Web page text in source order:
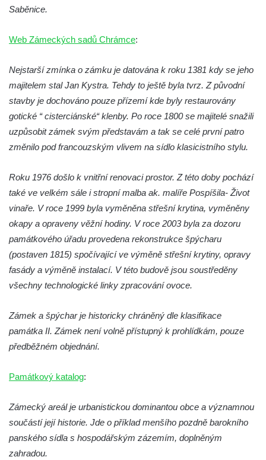
Podještědí
Zámek Sokolov (Falkenau)
Zámek Náchod
Zámek Přerov nad Labem
Saběnice.
Web Zámeckých sadů Chrámce:
Nejstarší zmínka o zámku je datována k roku 1381 kdy se jeho
majitelem stal Jan Kystra. Tehdy to ještě byla tvrz. Z původní
stavby je dochováno pouze přízemí kde byly restaurovány
gotické “ cisterciánské“ klenby. Po roce 1800 se majitelé snažili
uzpůsobit zámek svým představám a tak se celé první patro
změnilo pod francouzským vlivem na sídlo klasicistního stylu.
Roku 1976 došlo k vnitřní renovaci prostor. Z této doby pochází
také ve velkém sále i stropní malba ak. malíře Pospíšila- Život
vinaře. V roce 1999 byla vyměněna střešní krytina, vyměněny
okapy a opraveny věžní hodiny. V roce 2003 byla za dozoru
památkového úřadu provedena rekonstrukce špýcharu
(postaven 1815) spočívající ve výměně střešní krytiny, opravy
fasády a výměně instalací. V této budově jsou soustředěny
všechny technologické linky zpracování ovoce.
Zámek a špýchar je historicky chráněný dle klasifikace
památka II. Zámek není volně přístupný k prohlídkám, pouze
předběžném objednání.
Památkový katalog:
Zámecký areál je urbanistickou dominantou obce a významnou
součástí její historie. Jde o příklad menšího pozdně barokního
panského sídla s hospodářským zázemím, doplněným
zahradou.